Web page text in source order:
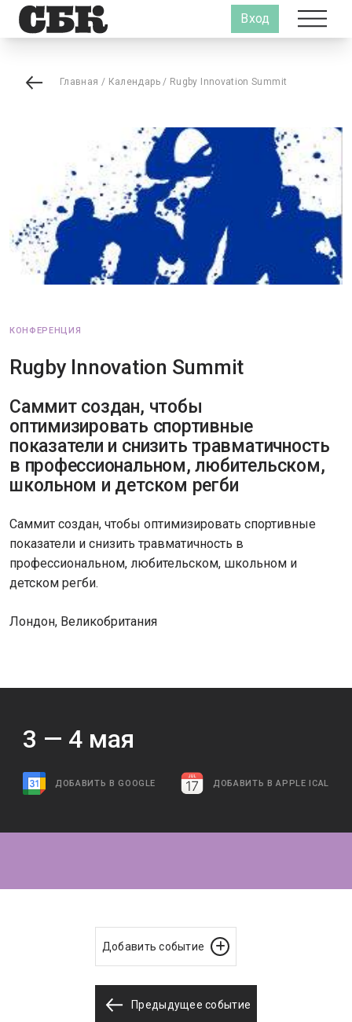
Вход
Главная / Календарь/ Rugby Innovation Summit
КОНФЕРЕНЦИЯ
Rugby Innovation Summit
Саммит создан, чтобы
оптимизировать спортивные
показатели и снизить травматичность
в профессиональном, любительском,
школьном и детском регби
Саммит создан, чтобы оптимизировать спортивные
показатели и снизить травматичность в
профессиональном, любительском, школьном и
детском регби.
Лондон, Великобритания
3 — 4мая
ДОБАВИТЬ В GOOGLE ДОБАВИТЬ В APPLE ICAL
Добавить событие
Предыдущее событие